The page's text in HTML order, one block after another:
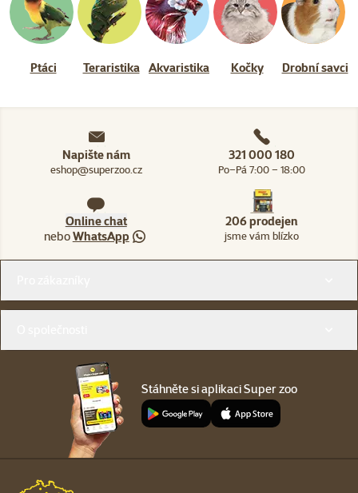
Ptáci Teraristika Akvaristika Kočky Drobní savci
Napište nám
eshop@superzoo.cz
321 000 180
Po–Pá 7:00 – 18:00
Online chat
neboWhatsApp
206 prodejen
jsme vám blízko
Stáhněte si aplikaci Super zoo